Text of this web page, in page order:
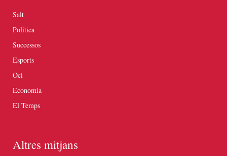
Salt
Política
Successos
Esports
Oci
Economia
El Temps
Altres mitjans